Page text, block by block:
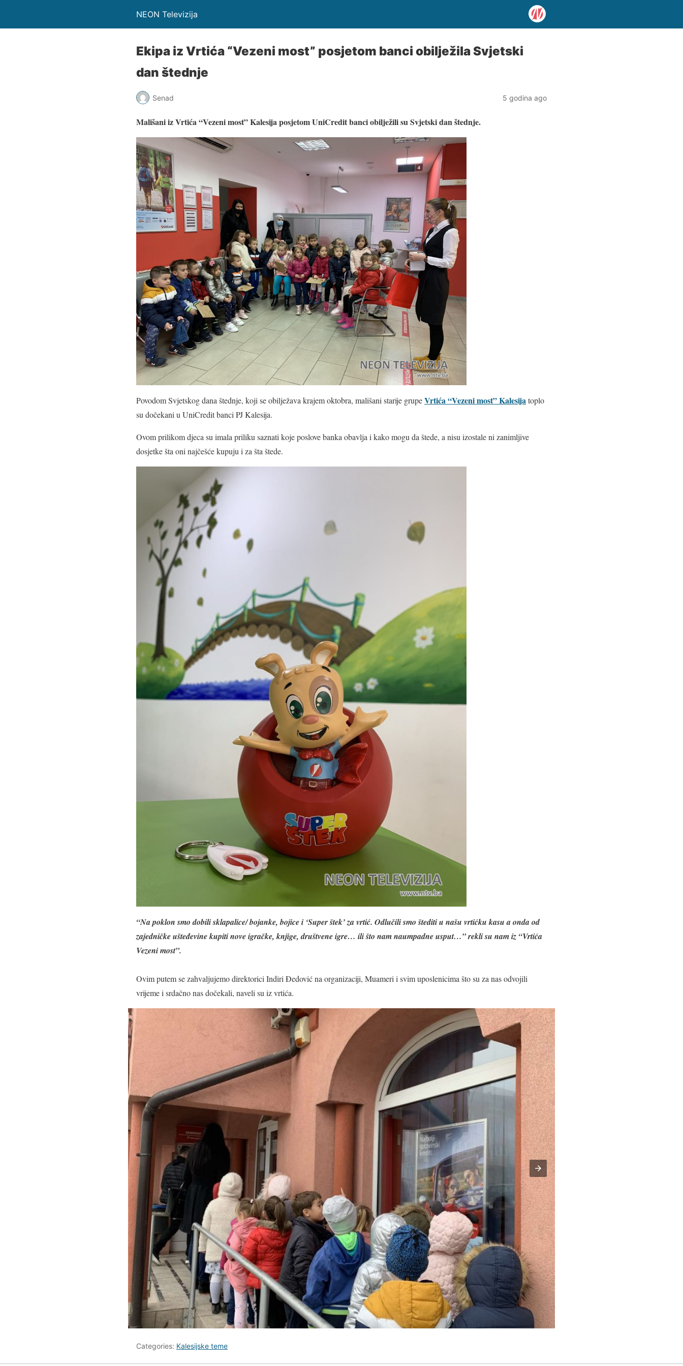
NEON Televizija
Ekipa iz Vrtića “Vezeni most” posjetom banci obilježila Svjetski
dan štednje
Senad 5 godina ago
Mališani iz Vrtića “Vezeni most” Kalesija posjetom UniCredit banci obilježili su Svjetski dan štednje.
Povodom Svjetskog dana štednje, koji se obilježava krajem oktobra, mališani starije grupeVrtića “Vezeni most” Kalesija toplo
su dočekani u UniCredit banci PJ Kalesija.
Ovom prilikom djeca su imala priliku saznati koje poslove banka obavlja i kako mogu da štede, a nisu izostale ni zanimljive
dosjetke šta oni najčešće kupuju i za šta štede.
“Na poklon smo dobili sklapalice/ bojanke, bojice i ‘Super štek’ za vrtić. Odlučili smo štediti u našu vrtićku kasu a onda od
zajedničke ušteđevine kupiti nove igračke, knjige, društvene igre… ili što nam naumpadne usput…” rekli su nam iz “Vrtića
Vezeni most”.
Ovim putem se zahvaljujemo direktorici Indiri Đedović na organizaciji, Muameri i svim uposlenicima što su za nas odvojili
vrijeme i srdačno nas dočekali, naveli su iz vrtića.
Categories: Kalesijske teme